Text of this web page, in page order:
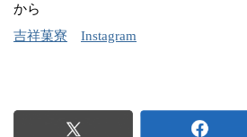
から
吉祥菓寮
Instagram